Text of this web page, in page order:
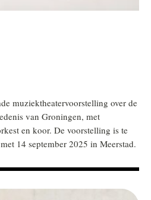
muziektheatervoorstelling over de
van Groningen, met
en koor. De voorstelling is te
14 september 2025 in Meerstad.